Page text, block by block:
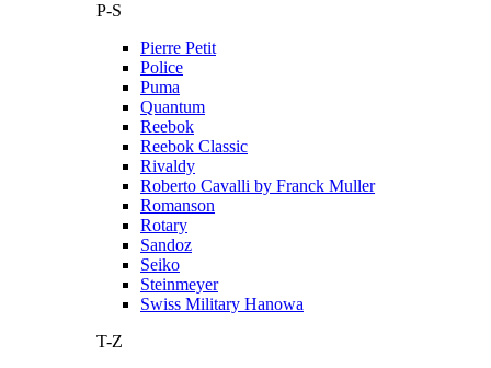
P-S
Pierre Petit
Police
Puma
Quantum
Reebok
Reebok Classic
Rivaldy
Roberto Cavalli by Franck Muller
Romanson
Rotary
Sandoz
Seiko
Steinmeyer
Swiss Military Hanowa
T-Z